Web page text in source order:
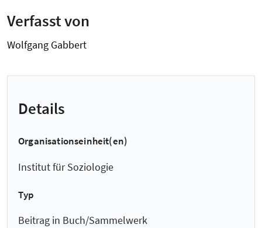
Verfasst von
Wolfgang Gabbert
Details
Organisationseinheit(en)
Institut für Soziologie
Typ
Beitrag in Buch/Sammelwerk